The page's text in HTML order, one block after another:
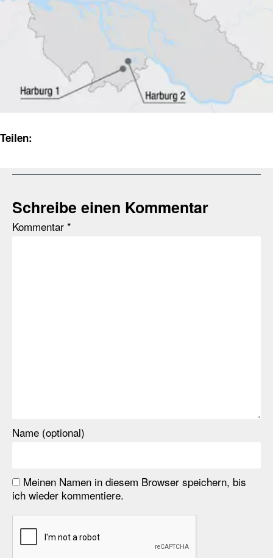
Teilen:
Schreibe einen Kommentar
Kommentar *
Name (optional)
Meinen Namen in diesem Browser speichern, bis
ich wieder kommentiere.